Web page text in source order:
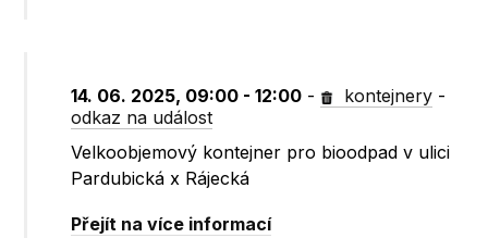
14. 06. 2025, 09:00 - 12:00 - kontejnery -
odkaz na událost
Velkoobjemový kontejner pro bioodpad v ulici
Pardubická x Rájecká
Přejít na více informací